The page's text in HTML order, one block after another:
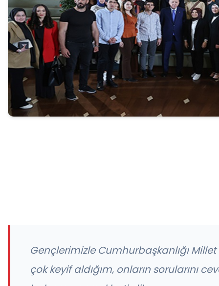
Gençlerimizle Cumhurbaşkanlığı
çok keyif aldığım, onların sorularını